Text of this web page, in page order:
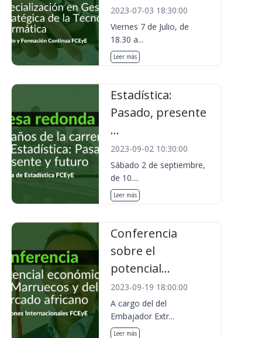
2023-07-03 18:30:00
Viernes 7 de Julio, de
18.30 a...
Leer más
Estadística:
Pasado, presente
...
2023-09-02 10:30:00
Sábado 2 de septiembre,
de 10....
Leer más
Conferencia
sobre el
potencial...
2023-09-19 18:00:00
A cargo del del
Embajador Extr...
Leer más